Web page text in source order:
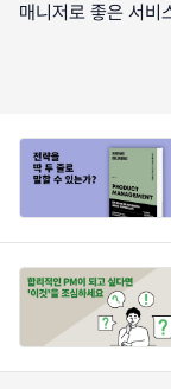
매니저로 좋은 서비